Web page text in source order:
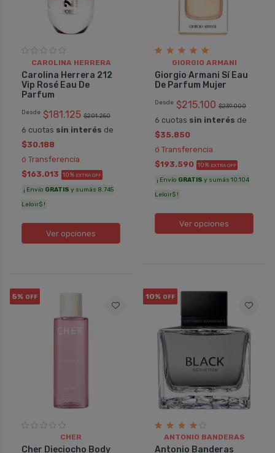
CAROLINA HERRERA
Carolina Herrera 212
Vip Rosé Eau De
Parfum
Desde $181.125 $201.250
6 cuotas sin interés de
$30.188
ó Transferencia
$163.013 10% EXTRA OFF
¡ Envío GRATIS y sumás 8.745
Leloir$ !
Ver opciones
GIORGIO ARMANI
Giorgio Armani Sí Eau
De Parfum Mujer
Desde $215.100 $239.000
6 cuotas sin interés de
$35.850
ó Transferencia
$193.590 10% EXTRA OFF
¡ Envío GRATIS y sumás 10.104
Leloir$ !
Ver opciones
5% OFF
CHER
Cher Dieciocho Body
10% OFF
ANTONIO BANDERAS
Antonio Banderas